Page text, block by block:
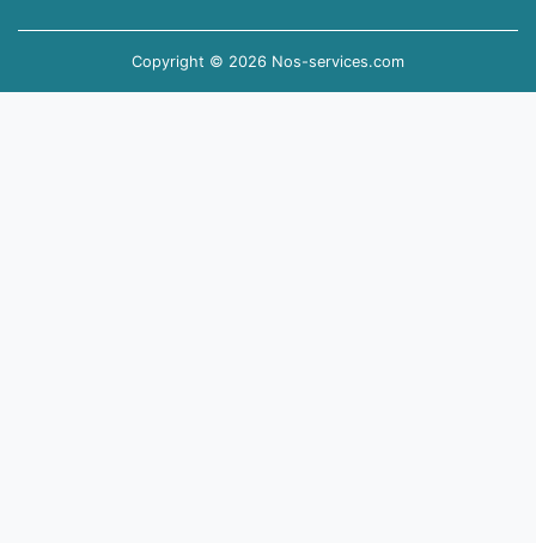
Copyright © 2026 Nos-services.com